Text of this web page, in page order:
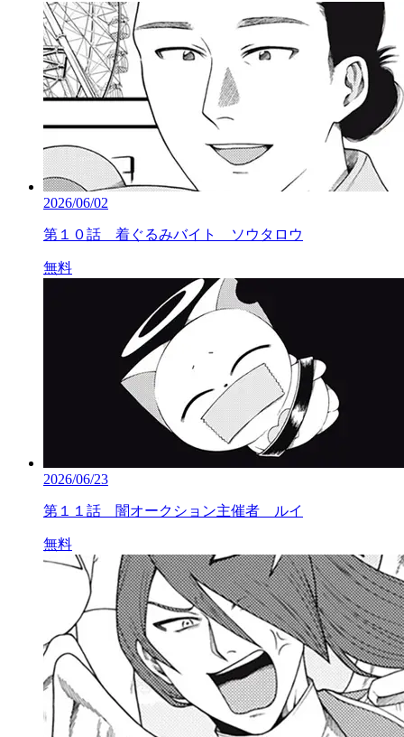
2026/06/02
第１０話 着ぐるみバイト ソウタロウ
無料
2026/06/23
第１１話 闇オークション主催者 ルイ
無料